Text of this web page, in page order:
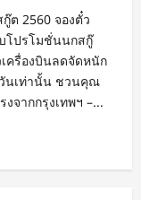
ต 2560 จองตั๋ว
โปรโมชั่นนกสกู๊
ครื่องบินลดจัดหนัก
นเท่านั้น ชวนคุณ
จากกรุงเทพฯ –...